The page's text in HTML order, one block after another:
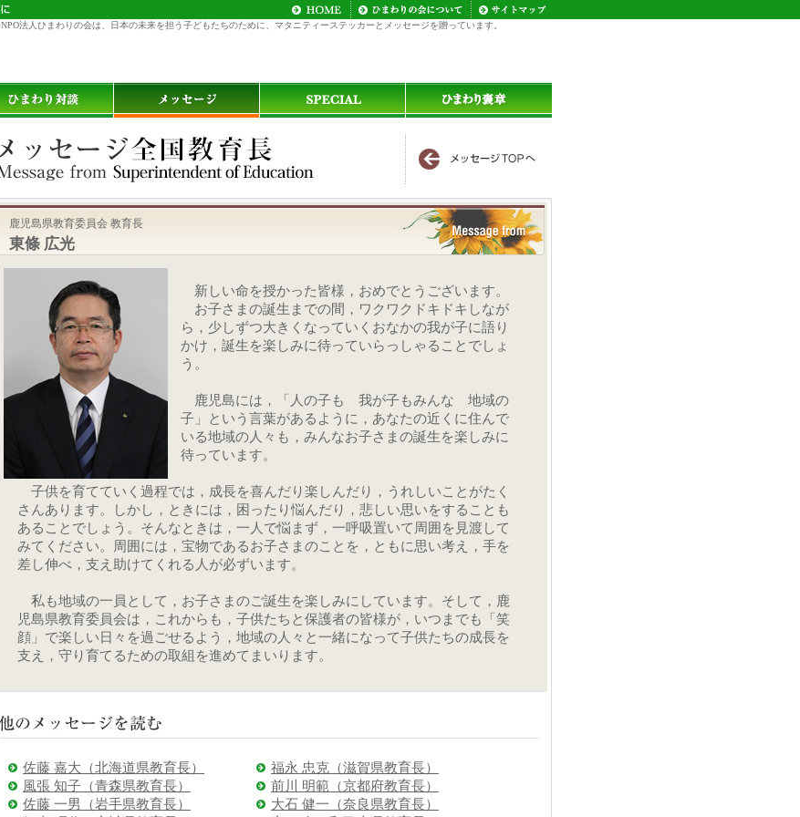
NPO法人ひまわりの会は、日本の未来を担う子どもたちのために、マタニティーステッカーとメッセージを贈っています。
鹿児島県教育委員会 教育長
東條 広光
新しい命を授かった皆様，おめでとうございます。
お子さまの誕生までの間，ワクワクドキドキしなが
ら，少しずつ大きくなっていくおなかの我が子に語り
かけ，誕生を楽しみに待っていらっしゃることでしょ
う。
鹿児島には，「人の子も 我が子もみんな 地域の
子」という言葉があるように，あなたの近くに住んで
いる地域の人々も，みんなお子さまの誕生を楽しみに
待っています。
子供を育てていく過程では，成長を喜んだり楽しんだり，うれしいことがたく
さんあります。しかし，ときには，困ったり悩んだり，悲しい思いをすることも
あることでしょう。そんなときは，一人で悩まず，一呼吸置いて周囲を見渡して
みてください。周囲には，宝物であるお子さまのことを，ともに思い考え，手を
差し伸べ，支え助けてくれる人が必ずいます。
私も地域の一員として，お子さまのご誕生を楽しみにしています。そして，鹿
児島県教育委員会は，これからも，子供たちと保護者の皆様が，いつまでも「笑
顔」で楽しい日々を過ごせるよう，地域の人々と一緒になって子供たちの成長を
支え，守り育てるための取組を進めてまいります。
佐藤 嘉大（北海道県教育長）
風張 知子（青森県教育長）
佐藤 一男（岩手県教育長）
福永 忠克（滋賀県教育長）
前川 明範（京都府教育長）
大石 健一（奈良県教育長）